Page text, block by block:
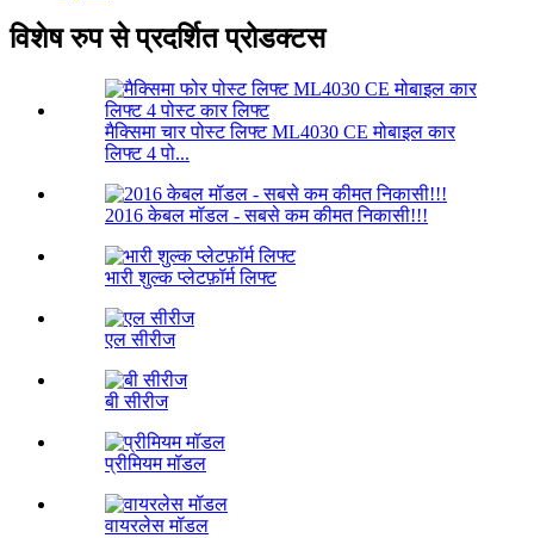
विशेष रुप से प्रदर्शित प्रोडक्टस
मैक्सिमा चार पोस्ट लिफ्ट ML4030 CE मोबाइल कार
लिफ्ट 4 पो...
2016 केबल मॉडल - सबसे कम कीमत निकासी!!!
भारी शुल्क प्लेटफ़ॉर्म लिफ्ट
एल सीरीज
बी सीरीज
प्रीमियम मॉडल
वायरलेस मॉडल